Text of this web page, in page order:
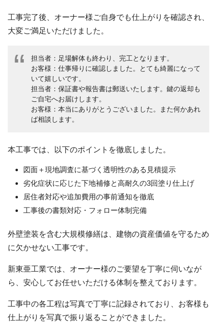
工事完了後、オーナー様ご自身でも仕上がりを確認され、
大変ご満足いただけました。
担当者：足場解体も終わり、完工となります。
お客様：仕事帰りに確認しました。とても綺麗になって
いて嬉しいです。
担当者：保証書や報告書は郵送いたします。鍵の返却も
ご自宅へお届けします。
お客様：本当にありがとうございました。また何かあれ
ば相談します。
本工事では、以下のポイントを徹底しました。
図面＋現地調査に基づく透明性のある見積提示
劣化症状に応じた下地補修と高耐久の3回塗り仕上げ
居住者対応や追加費用の事前通知を徹底
工事後の書類対応・フォロー体制完備
外壁塗装を含む大規模修繕は、建物の資産価値を守るため
に欠かせない工事です。
新東亜工業では、オーナー様のご要望を丁寧に伺いなが
ら、安心してお任せいただける体制を整えております。
工事中の各工程は写真で丁寧に記録されており、お客様も
仕上がりを写真で振り返ることができました。